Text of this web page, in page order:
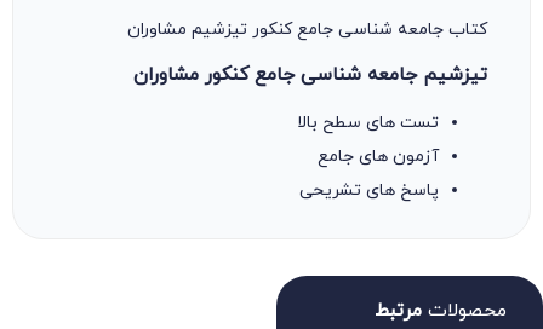
کتاب جامعه شناسی جامع کنکور تیزشیم مشاوران
تیزشیم جامعه شناسی جامع کنکور مشاوران
تست های سطح بالا
آزمون های جامع
پاسخ های تشریحی
محصولات مرتبط